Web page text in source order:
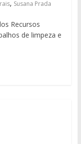
, Susana Prada
Recursos
de limpeza e